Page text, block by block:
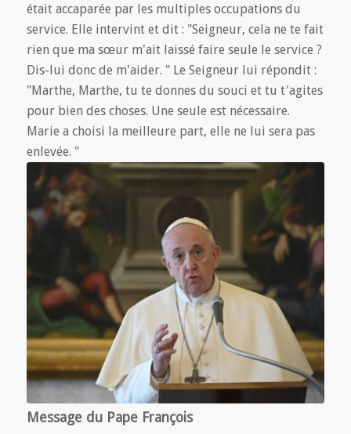
était accaparée par les multiples occupations du
service. Elle intervint et dit : "Seigneur, cela ne te fait
rien que ma sœur m'ait laissé faire seule le service ?
Dis-lui donc de m'aider. " Le Seigneur lui répondit :
"Marthe, Marthe, tu te donnes du souci et tu t'agites
pour bien des choses. Une seule est nécessaire.
Marie a choisi la meilleure part, elle ne lui sera pas
enlevée. "
Message du Pape François